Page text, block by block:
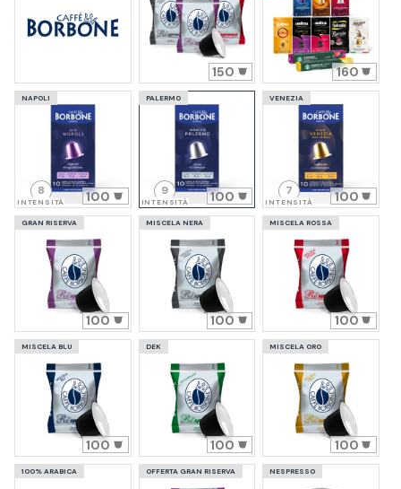
150 160
NAPOLI
8
INTENSITÀ 100
PALERMO
9
INTENSITÀ 100
VENEZIA
7
INTENSITÀ 100
GRAN RISERVA
100
MISCELA NERA
100
MISCELA ROSSA
100
MISCELA BLU
100
DEK
100
MISCELA ORO
100
100% ARABICA OFFERTA GRAN RISERVA NESPRESSO